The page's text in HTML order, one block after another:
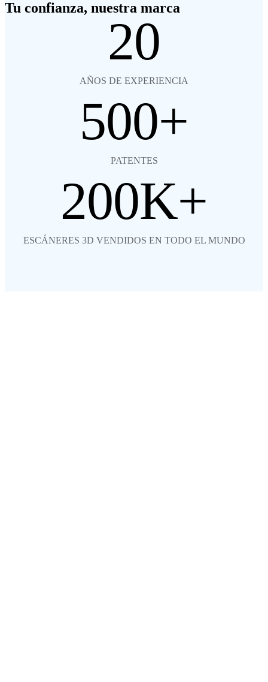
Tu confianza, nuestra marca
20
AÑOS DE EXPERIENCIA
500
PATENTES
200
ESCÁNERES 3D VENDIDOS EN TODO EL MUNDO